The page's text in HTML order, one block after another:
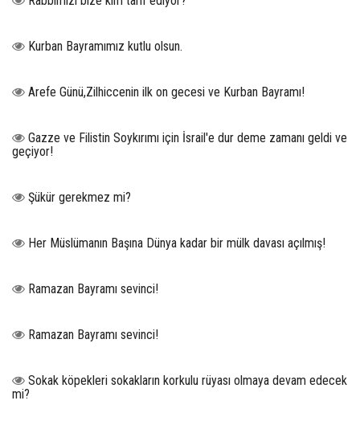
Kurban Bayramımız kutlu olsun.
Arefe Günü,Zilhiccenin ilk on gecesi ve Kurban Bayramı!
Gazze ve Filistin Soykırımı için İsrail'e dur deme zamanı geldi ve
geçiyor!
Şükür gerekmez mi?
Her Müslümanın Başına Dünya kadar bir mülk davası açılmış!
Ramazan Bayramı sevinci!
Ramazan Bayramı sevinci!
Sokak köpekleri sokakların korkulu rüyası olmaya devam edecek
mi?